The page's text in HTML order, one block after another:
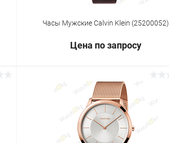
Часы Мужские Calvin Klein (25200052)
Цена по запросу
Запросить цену
Купить в 1 клик Сравнение
Под заказ